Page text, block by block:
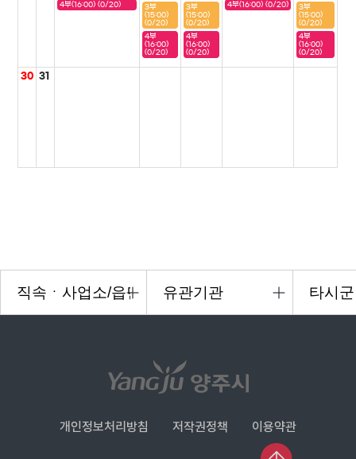
4부(16:00) (0/20)
3부
(15:00)
(0/20)
4부
(16:00)
(0/20)
3부
(15:00)
(0/20)
4부
(16:00)
(0/20)
4부(16:00) (0/20)
3부
(15:00)
(0/20)
4부
(16:00)
(0/20)
30 31
개인정보처리방침 저작권정책 이용약관